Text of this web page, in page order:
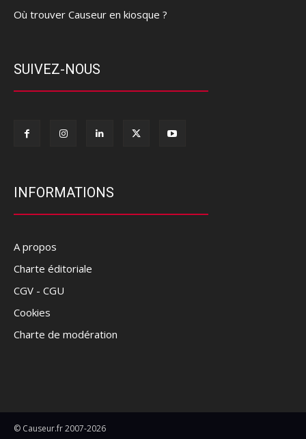
Où trouver Causeur en kiosque ?
SUIVEZ-NOUS
INFORMATIONS
A propos
Charte éditoriale
CGV - CGU
Cookies
Charte de modération
© Causeur.fr 2007-2026